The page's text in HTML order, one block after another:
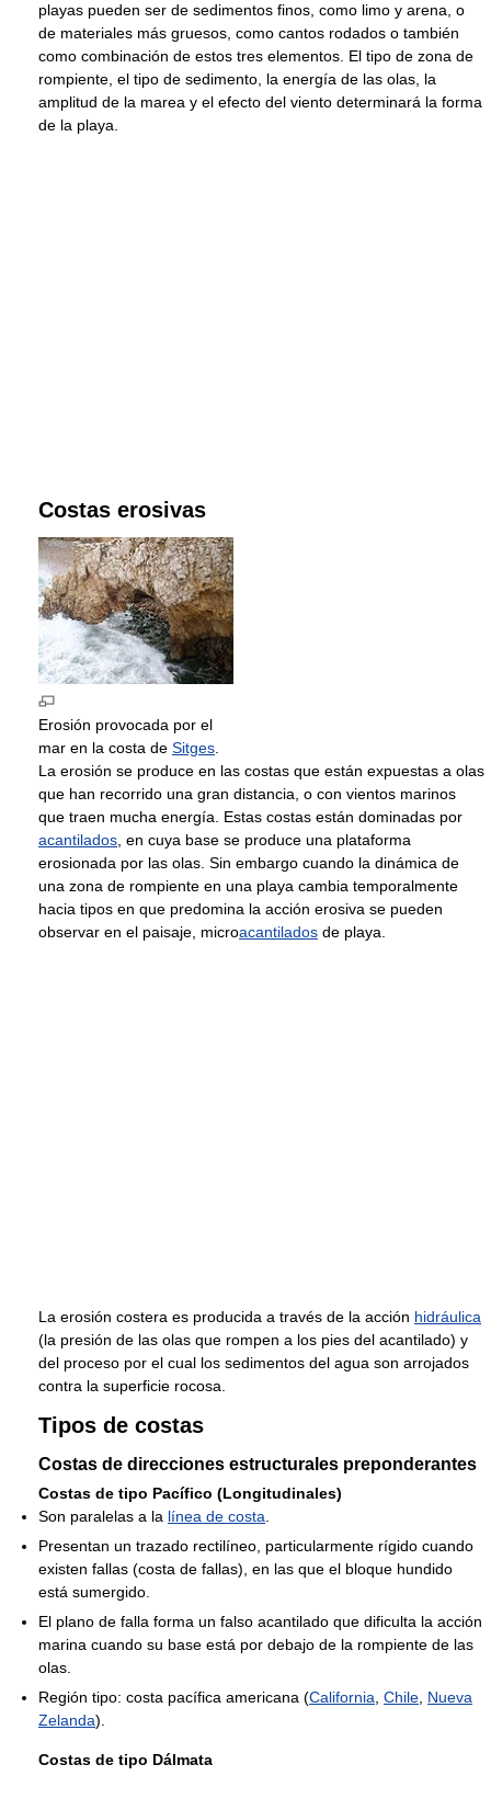
playas pueden ser de sedimentos finos, como limo y arena, o
de materiales más gruesos, como cantos rodados o también
como combinación de estos tres elementos. El tipo de zona de
rompiente, el tipo de sedimento, la energía de las olas, la
amplitud de la marea y el efecto del viento determinará la forma
de la playa.
Costas erosivas
Erosión provocada por el
mar en la costa de Sitges.
La erosión se produce en las costas que están expuestas a olas
que han recorrido una gran distancia, o con vientos marinos
que traen mucha energía. Estas costas están dominadas por
acantilados, en cuya base se produce una plataforma
erosionada por las olas. Sin embargo cuando la dinámica de
una zona de rompiente en una playa cambia temporalmente
hacia tipos en que predomina la acción erosiva se pueden
observar en el paisaje, microacantilados de playa.
La erosión costera es producida a través de la acción hidráulica
(la presión de las olas que rompen a los pies del acantilado) y
del proceso por el cual los sedimentos del agua son arrojados
contra la superficie rocosa.
Tipos de costas
Costas de direcciones estructurales preponderantes
Costas de tipo Pacífico (Longitudinales)
Son paralelas a la línea de costa.
Presentan un trazado rectilíneo, particularmente rígido cuando
existen fallas (costa de fallas), en las que el bloque hundido
está sumergido.
El plano de falla forma un falso acantilado que dificulta la acción
marina cuando su base está por debajo de la rompiente de las
olas.
Región tipo: costa pacífica americana (California, Chile, Nueva
Zelanda).
Costas de tipo Dálmata